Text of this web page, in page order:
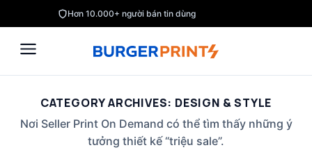
to
content
Hơn 10.000+ người bán tin dùng
CATEGORY ARCHIVES: DESIGN & STYLE
Nơi Seller Print On Demand có thể tìm thấy những ý
tưởng thiết kế “triệu sale”.